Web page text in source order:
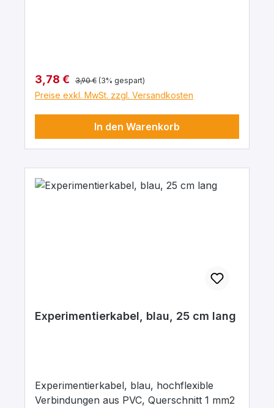
mΩ. Arbeitstemperatur -10 … + 70°C.
Verkaufspreis:
3,78 € Regulärer Preis:
3,90 € (3% gespart)
Preise exkl. MwSt. zzgl. Versandkosten
In den Warenkorb
Experimentierkabel, blau, 25 cm lang
Experimentierkabel, blau, hochflexible
Verbindungen aus PVC, Querschnitt 1 mm2